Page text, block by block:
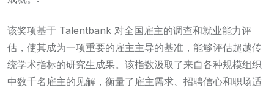
该奖项基于 Talentbank 对全国雇主的调查和就业能力评
估，使其成为一项重要的雇主主导的基准，能够评估超越传
统学术指标的研究生成果。该指数汲取了来自各种规模组织
中数千名雇主的见解，衡量了雇主需求、招聘信心和职场适